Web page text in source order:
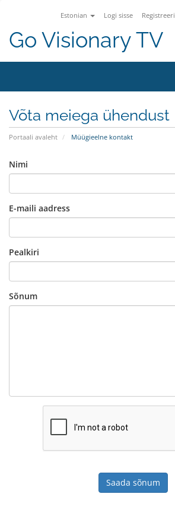
Estonian Logi sisse Registreeri
Go Visionary TV
Võta meiega ühendust
Portaali avaleht Müügieelne kontakt
Nimi
E-maili aadress
Pealkiri
Sõnum
Saada sõnum